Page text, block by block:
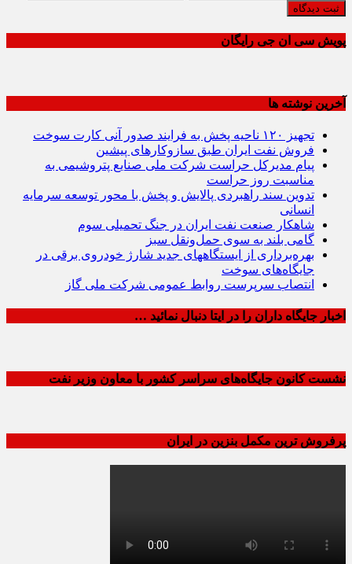
ثبت دیدگاه
پویش سی ان جی رایگان
آخرین نوشته ها
تجهیز ۱۲۰ ناحیه پخش به فرایند صدور آنی کارت سوخت
فروش نفت ایران طبق سازوکارهای پیشین
پیام مدیرکل حراست شرکت ملی صنایع پتروشیمی به
مناسبت روز حراست
تدوین سند راهبردی پالایش و پخش با محور توسعه سرمایه
انسانی
شاهکار صنعت نفت ایران در جنگ تحمیلی سوم
گامی بلند به سوی حمل‌ونقل سبز
بهره‌برداری از ایستگاههای جدید شارژ خودروی برقی در
جایگاه‌های سوخت
انتصاب سرپرست روابط عمومی شرکت ملی گاز
اخبار جایگاه داران را در ایتا دنبال نمائید …
نشست کانون جایگاه‌های سراسر کشور با معاون وزیر نفت
پرفروش ترین مکمل بنزین در ایران